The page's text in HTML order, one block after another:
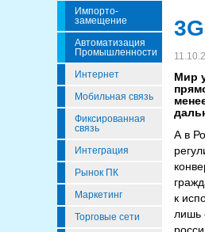
Импорто­
Замещение
Автоматизация
Промышленности
Интернет
Мобильная связь
Фиксированная
связь
Интеграция
Рынок ПК
Маркетинг
Торговые сети
Мир
А в
к
лишь